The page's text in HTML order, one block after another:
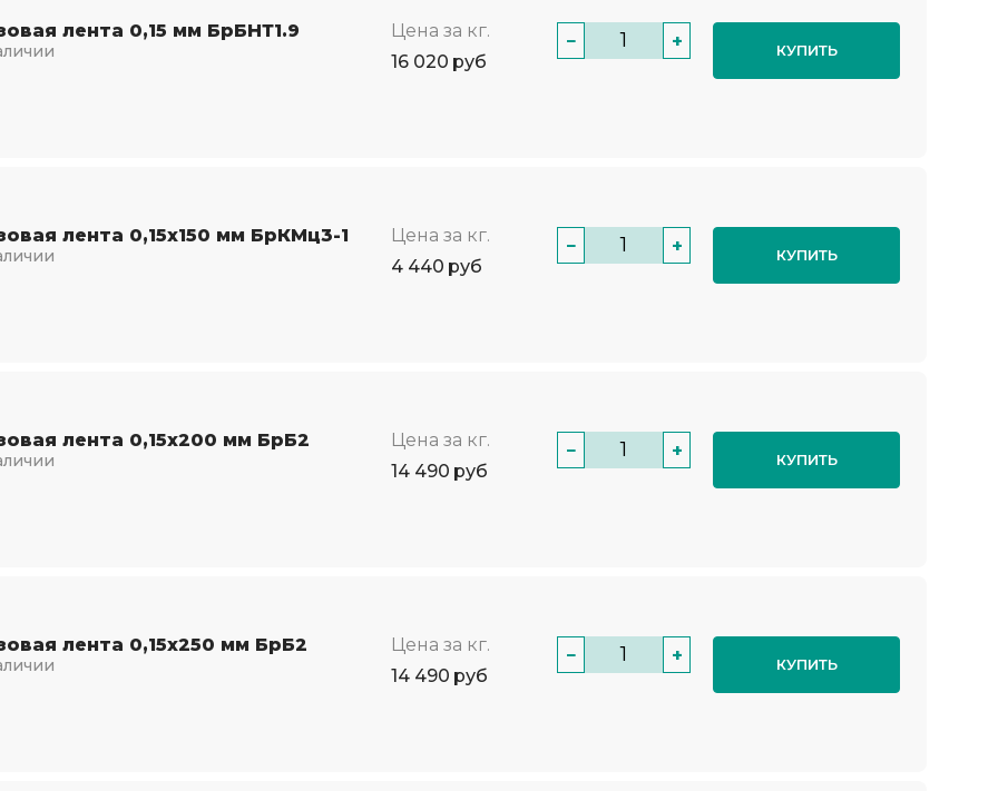
лента 0,15 мм БрБНТ1.9
Цена за кг.
16 020 руб
− + КУПИТЬ
лента 0,15х150 мм БрКМц3-1
Цена за кг.
4 440 руб
− + КУПИТЬ
лента 0,15х200 мм БрБ2
Цена за кг.
14 490 руб
− + КУПИТЬ
лента 0,15х250 мм БрБ2
Цена за кг.
14 490 руб
− + КУПИТЬ